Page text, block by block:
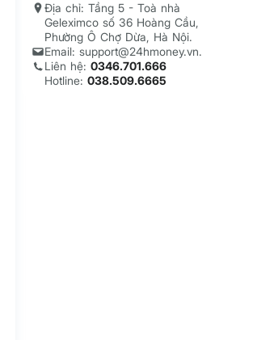
Địa chỉ: Tầng 5 - Toà nhà
Geleximco số 36 Hoàng Cầu,
Phường Ô Chợ Dừa, Hà Nội.
Email: support@24hmoney.vn.
Liên hệ:0346.701.666
Hotline:038.509.6665